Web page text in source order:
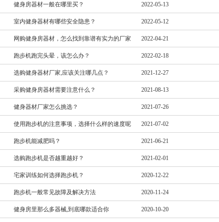
健身房器材一般在哪里买？ 2022-05-13
室内健身器材有哪些安全隐患？ 2022-05-12
网购健身房器材，怎么找到靠谱有实力的厂家 2022-04-21
跑步机跑完头晕，该怎么办？ 2022-02-18
选购健身器材厂家,应该关注哪几点？ 2021-12-27
采购健身房器材需要注意什么？ 2021-08-13
健身器材厂家怎么挑选？ 2021-07-26
使用跑步机的注意事项，选择什么样的速度呢 2021-07-02
跑步机能减肥吗？ 2021-06-21
选购跑步机是否越重越好？ 2021-02-01
宅家训练如何选择跑步机？ 2020-12-22
跑步机一般常见故障及解决方法 2020-11-24
健身房里那么多器械,到底哪款适合你 2020-10-20